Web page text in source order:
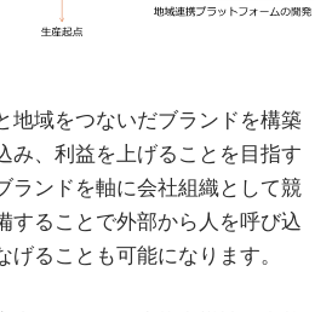
地域をつないだブランドを構築
み、利益を上げることを目指す
ランドを軸に会社組織として競
することで外部から人を呼び込
ることも可能になります。